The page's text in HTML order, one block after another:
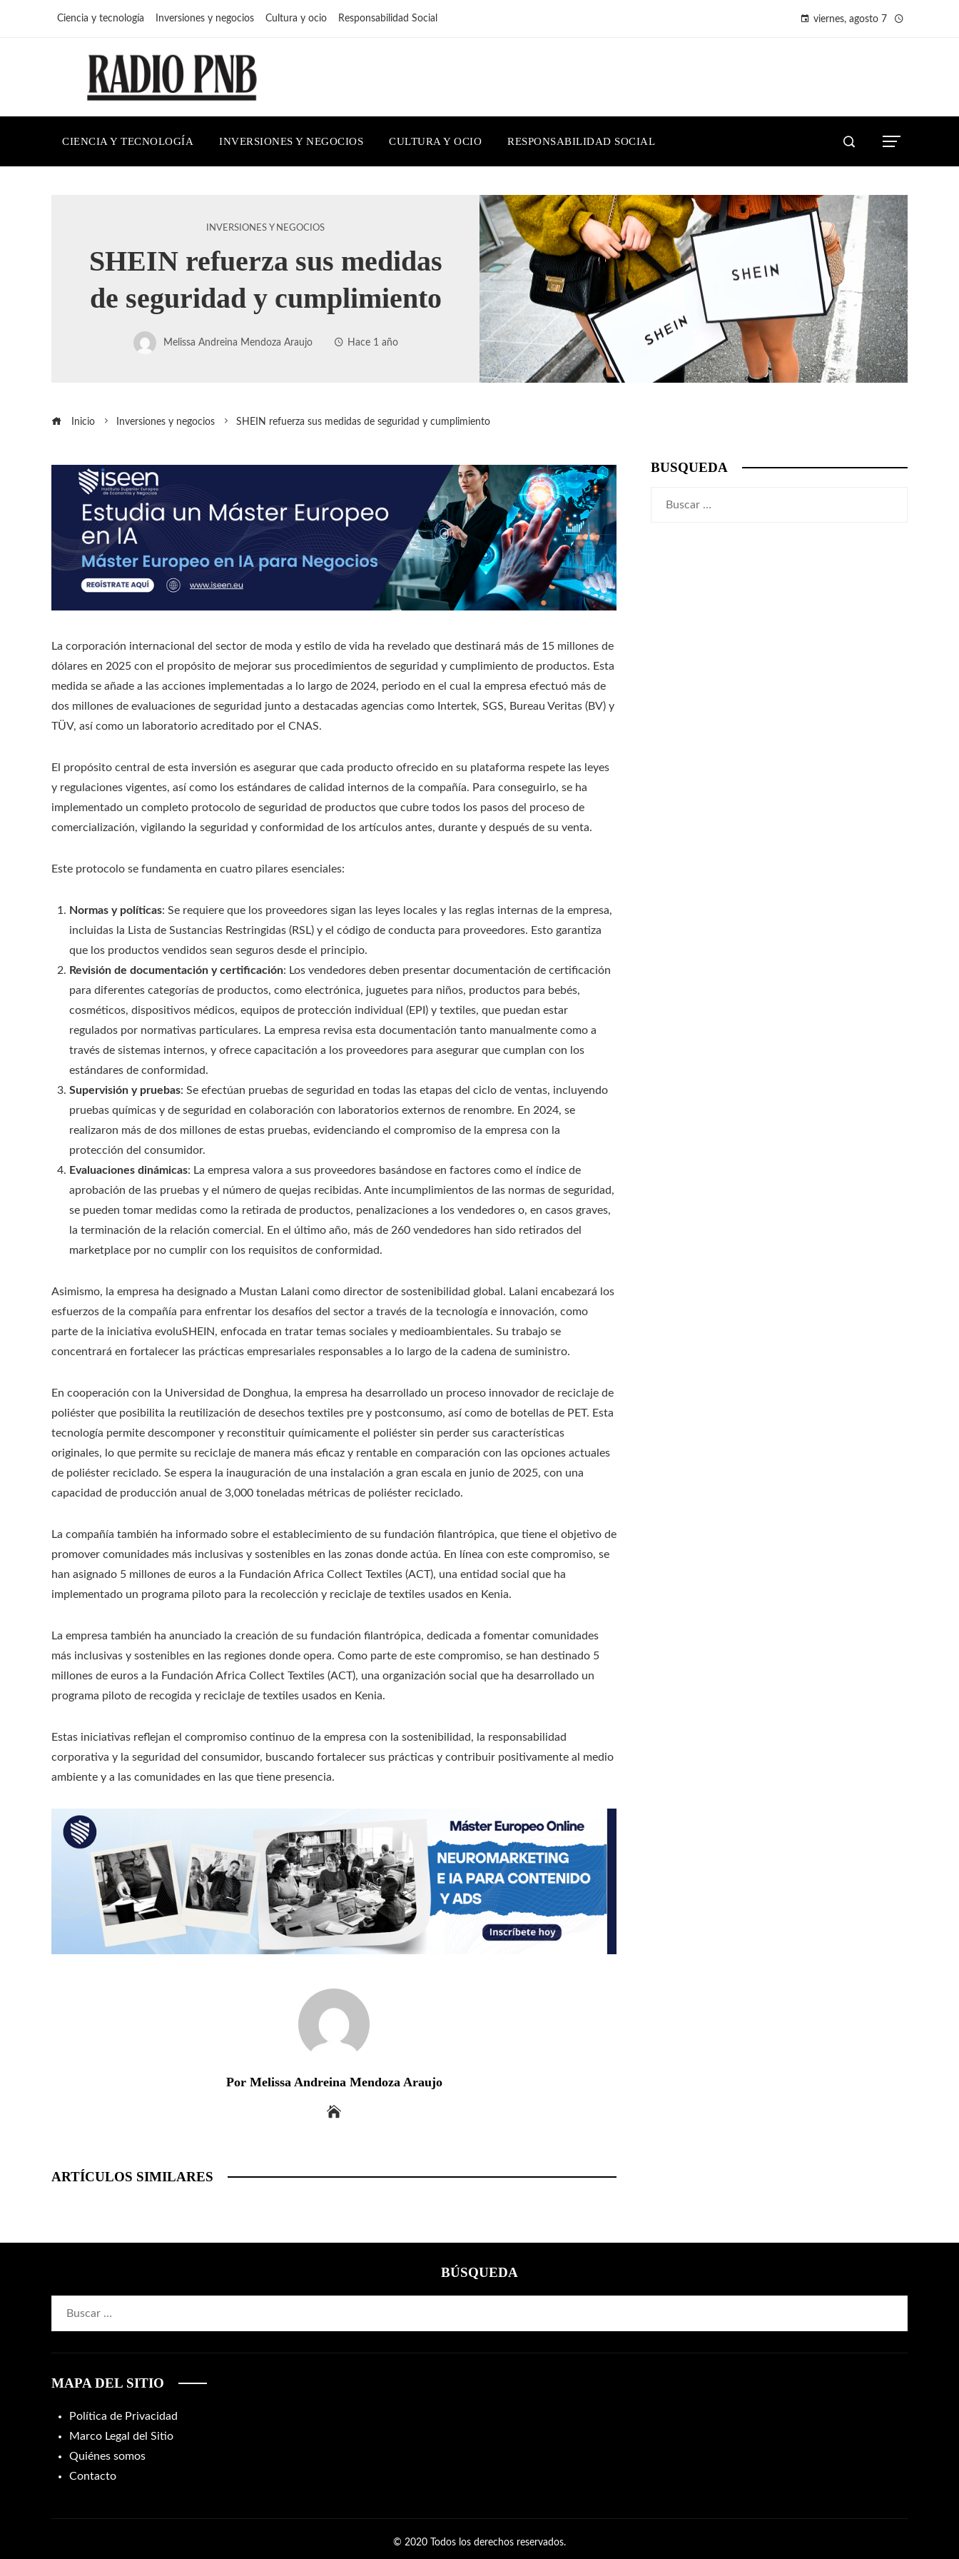
Ciencia y tecnología Inversiones y negocios Cultura y ocio Responsabilidad Social viernes, agosto 7
CIENCIA Y TECNOLOGÍA INVERSIONES Y NEGOCIOS CULTURA Y OCIO RESPONSABILIDAD SOCIAL
INVERSIONES Y NEGOCIOS
SHEIN refuerza sus medidas
de seguridad y cumplimiento
Melissa Andreina Mendoza Araujo Hace 1 año
Inicio Inversiones y negocios SHEIN refuerza sus medidas de seguridad y cumplimiento
La corporación internacional del sector de moda y estilo de vida ha revelado que destinará más de 15 millones de
dólares en 2025 con el propósito de mejorar sus procedimientos de seguridad y cumplimiento de productos. Esta
medida se añade a las acciones implementadas a lo largo de 2024, periodo en el cual la empresa efectuó más de
dos millones de evaluaciones de seguridad junto a destacadas agencias como Intertek, SGS, Bureau Veritas (BV) y
TÜV, así como un laboratorio acreditado por el CNAS.
El propósito central de esta inversión es asegurar que cada producto ofrecido en su plataforma respete las leyes
y regulaciones vigentes, así como los estándares de calidad internos de la compañía. Para conseguirlo, se ha
implementado un completo protocolo de seguridad de productos que cubre todos los pasos del proceso de
comercialización, vigilando la seguridad y conformidad de los artículos antes, durante y después de su venta.
Este protocolo se fundamenta en cuatro pilares esenciales:
Normas y políticas: Se requiere que los proveedores sigan las leyes locales y las reglas internas de la empresa,
incluidas la Lista de Sustancias Restringidas (RSL) y el código de conducta para proveedores. Esto garantiza
que los productos vendidos sean seguros desde el principio.
Revisión de documentación y certificación: Los vendedores deben presentar documentación de certificación
para diferentes categorías de productos, como electrónica, juguetes para niños, productos para bebés,
cosméticos, dispositivos médicos, equipos de protección individual (EPI) y textiles, que puedan estar
regulados por normativas particulares. La empresa revisa esta documentación tanto manualmente como a
través de sistemas internos, y ofrece capacitación a los proveedores para asegurar que cumplan con los
estándares de conformidad.
Supervisión y pruebas: Se efectúan pruebas de seguridad en todas las etapas del ciclo de ventas, incluyendo
pruebas químicas y de seguridad en colaboración con laboratorios externos de renombre. En 2024, se
realizaron más de dos millones de estas pruebas, evidenciando el compromiso de la empresa con la
protección del consumidor.
Evaluaciones dinámicas: La empresa valora a sus proveedores basándose en factores como el índice de
aprobación de las pruebas y el número de quejas recibidas. Ante incumplimientos de las normas de seguridad,
se pueden tomar medidas como la retirada de productos, penalizaciones a los vendedores o, en casos graves,
la terminación de la relación comercial. En el último año, más de 260 vendedores han sido retirados del
marketplace por no cumplir con los requisitos de conformidad.
Asimismo, la empresa ha designado a Mustan Lalani como director de sostenibilidad global. Lalani encabezará los
esfuerzos de la compañía para enfrentar los desafíos del sector a través de la tecnología e innovación, como
parte de la iniciativa evoluSHEIN, enfocada en tratar temas sociales y medioambientales. Su trabajo se
concentrará en fortalecer las prácticas empresariales responsables a lo largo de la cadena de suministro.
En cooperación con la Universidad de Donghua, la empresa ha desarrollado un proceso innovador de reciclaje de
poliéster que posibilita la reutilización de desechos textiles pre y postconsumo, así como de botellas de PET. Esta
tecnología permite descomponer y reconstituir químicamente el poliéster sin perder sus características
originales, lo que permite su reciclaje de manera más eficaz y rentable en comparación con las opciones actuales
de poliéster reciclado. Se espera la inauguración de una instalación a gran escala en junio de 2025, con una
capacidad de producción anual de 3,000 toneladas métricas de poliéster reciclado.
La compañía también ha informado sobre el establecimiento de su fundación filantrópica, que tiene el objetivo de
promover comunidades más inclusivas y sostenibles en las zonas donde actúa. En línea con este compromiso, se
han asignado 5 millones de euros a la Fundación Africa Collect Textiles (ACT), una entidad social que ha
implementado un programa piloto para la recolección y reciclaje de textiles usados en Kenia.
La empresa también ha anunciado la creación de su fundación filantrópica, dedicada a fomentar comunidades
más inclusivas y sostenibles en las regiones donde opera. Como parte de este compromiso, se han destinado 5
millones de euros a la Fundación Africa Collect Textiles (ACT), una organización social que ha desarrollado un
programa piloto de recogida y reciclaje de textiles usados en Kenia.
Estas iniciativas reflejan el compromiso continuo de la empresa con la sostenibilidad, la responsabilidad
corporativa y la seguridad del consumidor, buscando fortalecer sus prácticas y contribuir positivamente al medio
ambiente y a las comunidades en las que tiene presencia.
Por Melissa Andreina Mendoza Araujo
ARTÍCULOS SIMILARES
BUSQUEDA
BÚSQUEDA
MAPA DEL SITIO
Política de Privacidad
Marco Legal del Sitio
Quiénes somos
Contacto
© 2020 Todos los derechos reservados.